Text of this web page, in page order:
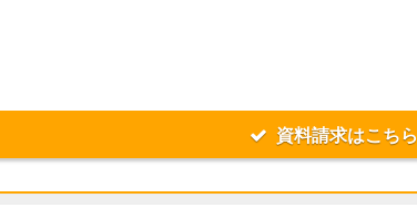
資料請求はこちら